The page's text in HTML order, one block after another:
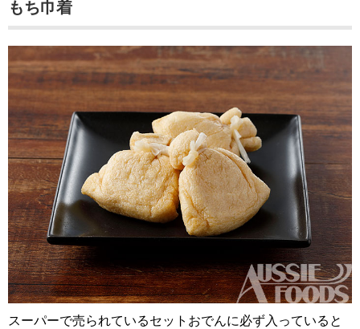
もち巾着
スーパーで売られているセットおでんに必ず入っていると